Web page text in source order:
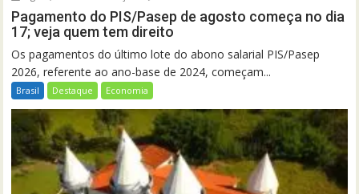
Pagamento do PIS/Pasep de agosto começa no dia
17; veja quem tem direito
Os pagamentos do último lote do abono salarial PIS/Pasep
2026, referente ao ano-base de 2024, começam...
Brasil Destaque Economia